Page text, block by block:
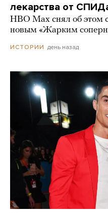
лекарства от
HBO Max снял об этом
новым «Жарким
ИСТОРИИ день назад